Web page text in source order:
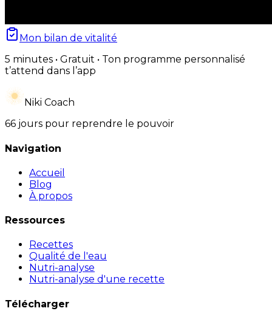
Mon bilan de vitalité
5 minutes • Gratuit • Ton programme personnalisé
t’attend dans l’app
Niki Coach
66 jours pour reprendre le pouvoir
Navigation
Accueil
Blog
À propos
Ressources
Recettes
Qualité de l'eau
Nutri-analyse
Nutri-analyse d'une recette
Télécharger